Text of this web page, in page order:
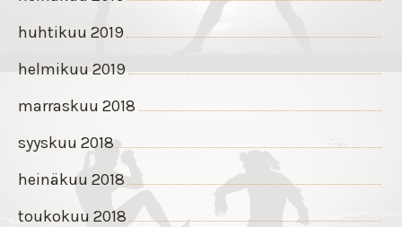
huhtikuu 2019
helmikuu 2019
marraskuu 2018
syyskuu 2018
heinäkuu 2018
toukokuu 2018